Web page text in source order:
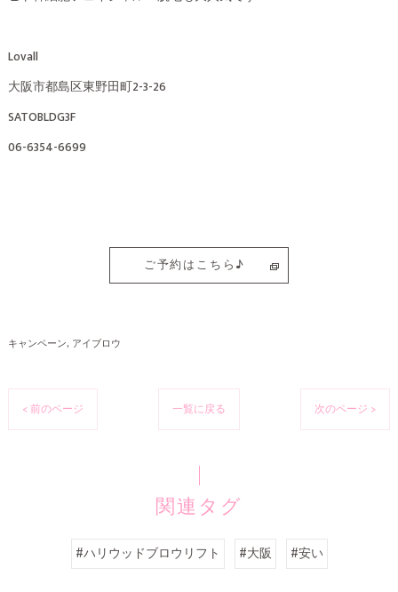
Lovall
大阪市都島区東野田町2-3-26
SATOBLDG3F
06-6354-6699
ご予約はこちら♪
キャンペーン アイブロウ
< 前のページ 一覧に戻る 次のページ >
関連タグ
#ハリウッドブロウリフト #大阪 #安い